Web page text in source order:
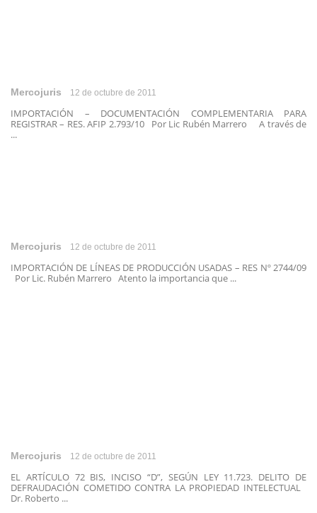
Mercojuris 12 de octubre de 2011
IMPORTACIÓN – DOCUMENTACIÓN COMPLEMENTARIA PARA
REGISTRAR – RES. AFIP 2.793/10 Por Lic Rubén Marrero A través de
...
Mercojuris 12 de octubre de 2011
IMPORTACIÓN DE LÍNEAS DE PRODUCCIÓN USADAS – RES Nº 2744/09
Por Lic. Rubén Marrero Atento la importancia que ...
Mercojuris 12 de octubre de 2011
EL ARTÍCULO 72 BIS, INCISO “D”, SEGÚN LEY 11.723. DELITO DE
DEFRAUDACIÓN COMETIDO CONTRA LA PROPIEDAD INTELECTUAL
Dr. Roberto ...